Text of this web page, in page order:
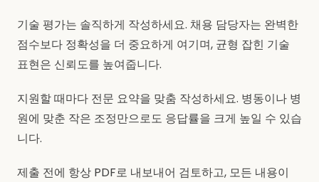
기술 평가는 솔직하게 작성하세요. 채용 담당자는 완벽한
점수보다 정확성을 더 중요하게 여기며, 균형 잡힌 기술
표현은 신뢰도를 높여줍니다.
지원할 때마다 전문 요약을 맞춤 작성하세요. 병동이나 병
원에 맞춘 작은 조정만으로도 응답률을 크게 높일 수 있습
니다.
제출 전에 항상 PDF로 내보내어 검토하고, 모든 내용이